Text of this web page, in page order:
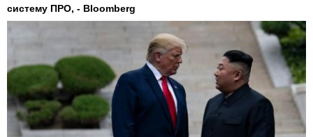
систему ПРО, - Bloomberg